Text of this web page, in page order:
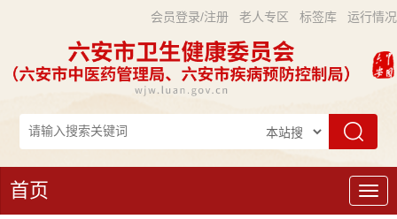
会员登录/注册 老人专区 标签库 运行情况
导
首页